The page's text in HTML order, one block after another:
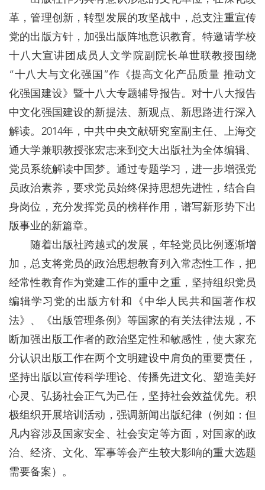
革，管理创新，转型发展的攻坚战中，总支注重宣传
党的出版方针，加强出版阵地意识教育。特邀请学校
十八大宣讲团成员人文学院副院长单世联教授围绕
“十八大与文化强国”作《提高文化产品质量 推动文
化强国建设》暨十八大专题辅导报告。对十八大报告
中文化强国建设的新提法、新观点、新思路进行深入
解读。2014年，中共中央文献研究室副主任、上海交
通大学兼职教授张宏志来到交大出版社为全体编辑、
党员系统解读中国梦。通过专题学习，进一步增强党
员政治素养，要求党员始终保持思想先进性，结合自
身岗位，充分发挥党员的榜样作用，谱写新形势下出
版事业的新篇章。
随着出版社跨越式的发展，年轻党员比例逐渐增
加，总支将党员的政治思想教育列入常态性工作，把
经常性教育作为党建工作的重中之重，坚持组织党员
编辑学习党的出版方针和《中华人民共和国著作权
法》、《出版管理条例》等国家的有关法律法规，不
断加强出版工作者的政治坚定性和敏感性，使大家充
分认识出版工作在两个文明建设中肩负的重要责任，
坚持出版以宣传科学理论、传播先进文化、塑造美好
心灵、弘扬社会正气为己任，坚持社会效益优先。积
极组织开展培训活动，强调新闻出版纪律（例如：但
凡内容涉及国家安全、社会安定等方面，对国家的政
治、经济、文化、军事等会产生较大影响的重大选题
需要备案）。